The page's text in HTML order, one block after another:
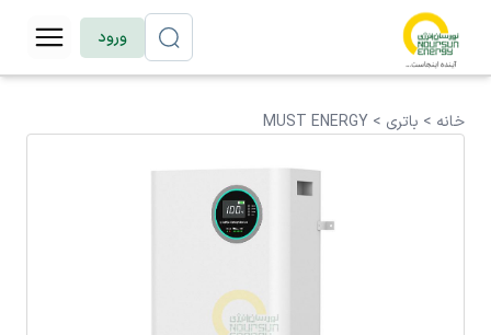
ورود
خانه > باتری >
MUST ENERGY